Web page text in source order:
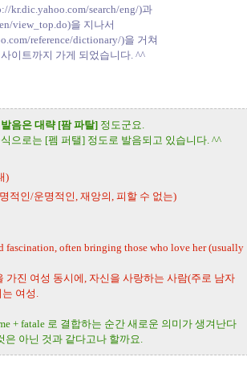
kr.dic.yahoo.com/search/eng/)과
view_top.do)을 지나서
reference/dictionary/)을 거쳐
이트까지 가게 되었습니다. ^^
발음은 대략 [팜 파탈]정도군요.
으로는 [펨 퍼탤] 정도로 발음되고 있습니다. ^^
)
적인/운명적인, 재앙의, 피할 수 없는)
fascination, often bringing those who love her (usually
가진 여성 동시에, 자신을 사랑하는 사람(주로 남자
여성.
+ fatale 로 결합하는 순간 새로운 의미가 생겨난다
은 아닌 것과 같다고나 할까요.